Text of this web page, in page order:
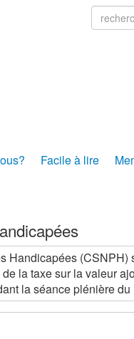
Facile à lire
(CSNPH)
la taxe sur la valeur
la séance plénière